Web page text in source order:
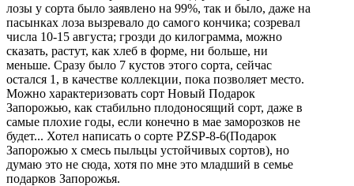
лозы у сорта было заявлено на 99%, так и было, даже на
пасынках лоза вызревало до самого кончика; созревал
числа 10-15 августа; грозди до килограмма, можно
сказать, растут, как хлеб в форме, ни больше, ни
меньше. Сразу было 7 кустов этого сорта, сейчас
остался 1, в качестве коллекции, пока позволяет место.
Можно характеризовать сорт Новый Подарок
Запорожью, как стабильно плодоносящий сорт, даже в
самые плохие годы, если конечно в мае заморозков не
будет... Хотел написать о сорте PZSP-8-6(Подарок
Запорожью x смесь пыльцы устойчивых сортов), но
думаю это не сюда, хотя по мне это младший в семье
подарков Запорожья.